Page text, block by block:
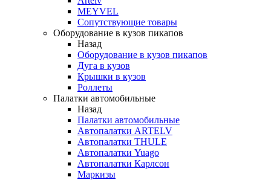
MEYVEL
Сопутствующие товары
Оборудование в кузов пикапов
Назад
Оборудование в кузов пикапов
Дуга в кузов
Крышки в кузов
Роллеты
Палатки автомобильные
Назад
Палатки автомобильные
Автопалатки ARTELV
Автопалатки THULE
Автопалатки Yuago
Автопалатки Карлсон
Маркизы